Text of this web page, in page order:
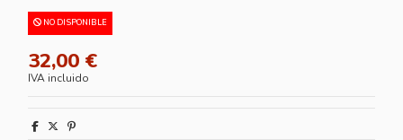
NO DISPONIBLE
32,00 €
IVA incluido